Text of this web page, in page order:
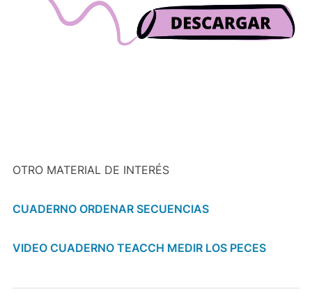
OTRO MATERIAL DE INTERÉS
CUADERNO ORDENAR SECUENCIAS
VIDEO CUADERNO TEACCH MEDIR LOS PECES